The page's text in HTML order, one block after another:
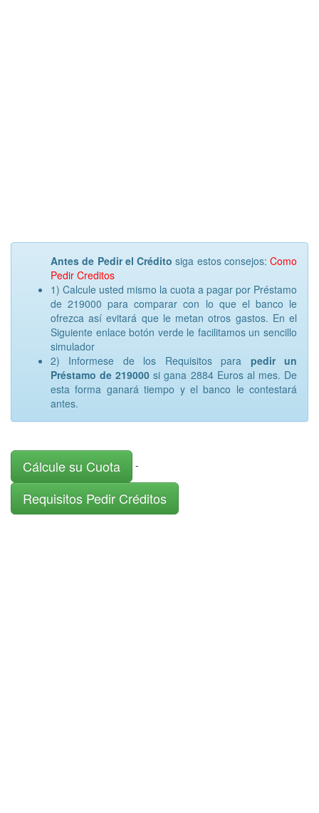
Antes de Pedir el Crédito siga estos consejos: Como
Pedir Creditos
1) Calcule usted mismo la cuota a pagar por Préstamo
de 219000 para comparar con lo que el banco le
ofrezca así evitará que le metan otros gastos. En el
Siguiente enlace botón verde le facilitamos un sencillo
simulador
2) Informese de los Requisitos para pedir un
Préstamo de 219000si gana 2884 Euros al mes. De
esta forma ganará tiempo y el banco le contestará
antes.
Cálcule su Cuota -
Requisitos Pedir Créditos